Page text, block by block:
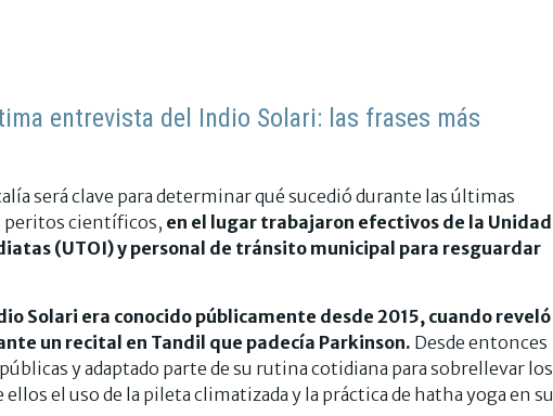
entrevista del Indio Solari: las frases más
será clave para determinar qué sucedió durante las últimas
peritos científicos, en el lugar trabajaron efectivos de la Unidad
(UTOI) y personal de tránsito municipal para resguardar
Solari era conocido públicamente desde 2015, cuando reveló
un recital en Tandil que padecía Parkinson. Desde entonces
y adaptado parte de su rutina cotidiana para sobrellevar los
el uso de la pileta climatizada y la práctica de hatha yoga en su